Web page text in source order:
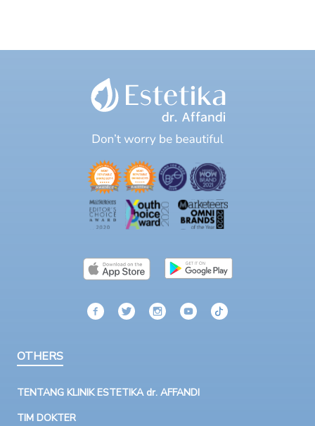
OTHERS
TENTANG KLINIK ESTETIKA dr. AFFANDI
TIM DOKTER